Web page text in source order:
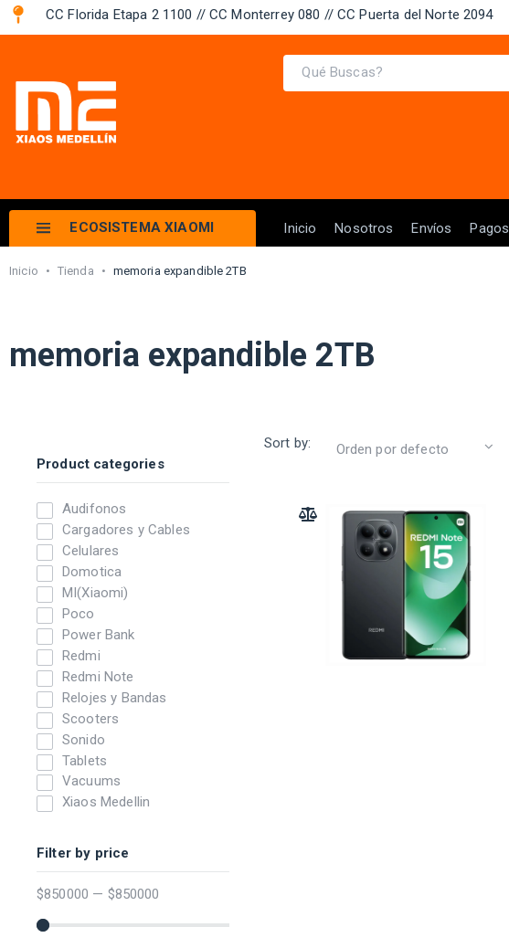
CC Florida Etapa 2 1100 // CC Monterrey 080 // CC Puerta del Norte 2094 ​
ECOSISTEMA XIAOMI Inicio Nosotros Envíos Pagos
Inicio • Tienda • memoria expandible 2TB
memoria expandible 2TB
Product categories
Audifonos
Cargadores y Cables
Celulares
Domotica
MI(Xiaomi)
Poco
Power Bank
Redmi
Redmi Note
Relojes y Bandas
Scooters
Sonido
Tablets
Vacuums
Xiaos Medellin
Filter by price
$850000 — $850000
Sort by: